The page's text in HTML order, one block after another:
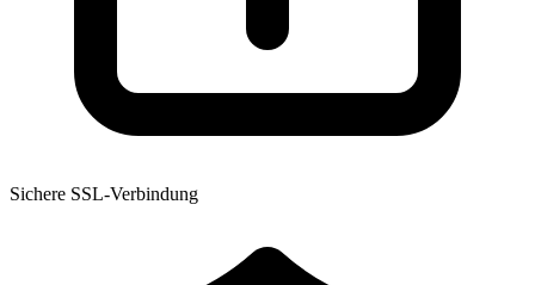
Sichere SSL-Verbindung